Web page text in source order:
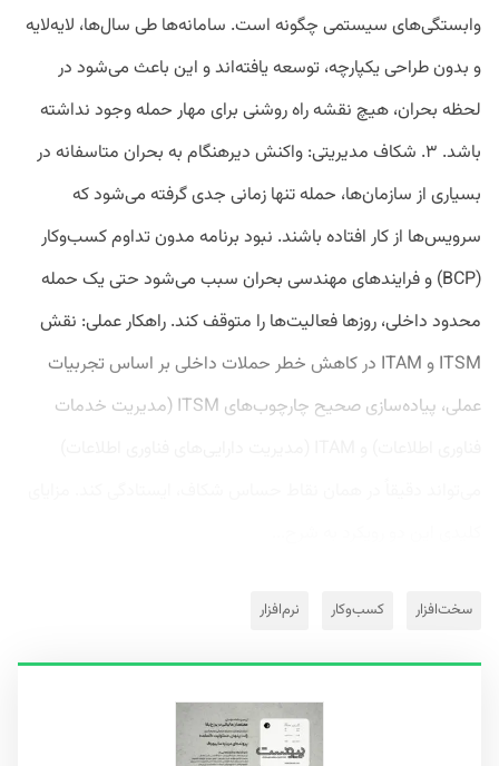
وابستگی‌های سیستمی چگونه است. سامانه‌ها طی سال‌ها، لایه‌لایه
و بدون طراحی یکپارچه، توسعه یافته‌اند و این باعث می‌شود در
لحظه بحران، هیچ نقشه راه روشنی برای مهار حمله وجود نداشته
باشد. ۳. شکاف مدیریتی: واکنش دیرهنگام به بحران متاسفانه در
بسیاری از سازمان‌ها، حمله تنها زمانی جدی گرفته می‌شود که
سرویس‌ها از کار افتاده باشند. نبود برنامه مدون تداوم کسب‌وکار
(BCP) و فرایندهای مهندسی بحران سبب می‌شود حتی یک حمله
محدود داخلی، روزها فعالیت‌ها را متوقف کند. راهکار عملی: نقش
ITSM و ITAM در کاهش خطر حملات داخلی بر اساس تجربیات
عملی، پیاده‌سازی صحیح چارچوب‌های ITSM (مدیریت خدمات
سخت‌افزار کسب‌وکار نرم‌افزار